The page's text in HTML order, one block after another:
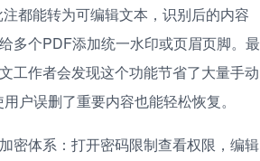
都能转为可编辑文本，识别后的内容
多个PDF添加统一水印或页眉页脚。最
工作者会发现这个功能节省了大量手动
户误删了重要内容也能轻松恢复。
密体系：打开密码限制查看权限，编辑